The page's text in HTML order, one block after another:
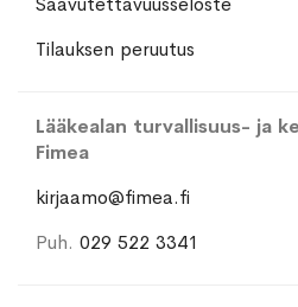
Tilauksen peruutus
Lääkealan turvallisuus- ja
Fimea
kirjaamo@fimea.fi
Puh. 029 522 3341